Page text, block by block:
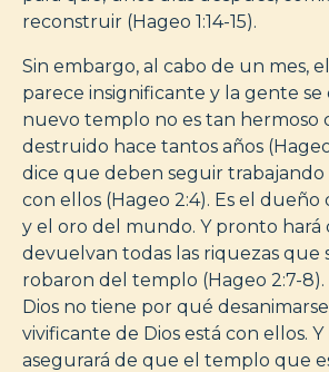
reconstruir (Hageo 1:14-15).
Sin embargo, al cabo de un mes,
parece insignificante y la gente se
nuevo templo no es tan hermoso
destruido hace tantos años
dice que deben seguir
con ellos (Hageo 2:4). Es el
y el oro del mundo. Y pronto hará
devuelvan todas las riquezas que
robaron del templo (Hageo 2:7-
Dios no tiene por qué
vivificante de Dios está con ellos. Y
asegurará de que el templo que